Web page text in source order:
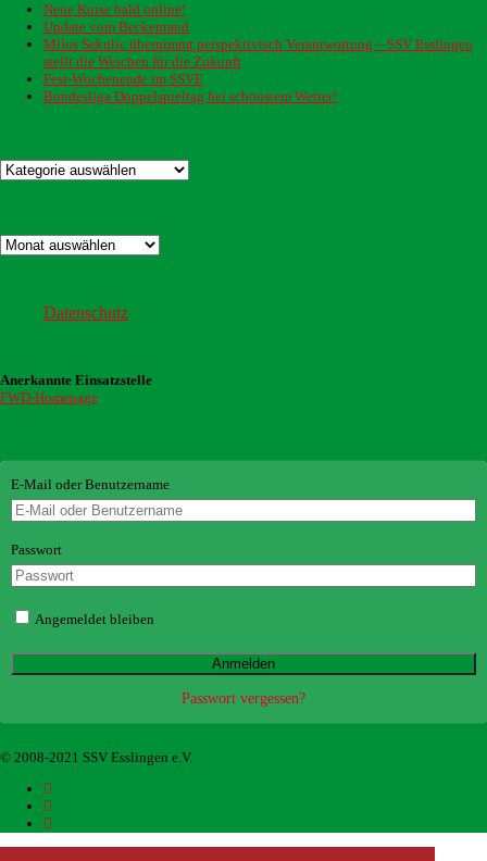
Neue Kurse bald online!
Update vom Beckenrand
Milos Sekulic übernimmt perspektivisch Verantwortung – SSV Esslingen
stellt die Weichen für die Zukunft
Fest-Wochenende im SSVE
Bundesliga Doppelspieltag bei schönstem Wetter!
Kategorien
Archiv
Datenschutz
Anerkannte Einsatzstelle
FWD-Homepage
E-Mail oder Benutzername
Passwort
Angemeldet bleiben
Passwort vergessen?
© 2008-2021 SSV Esslingen e.V.